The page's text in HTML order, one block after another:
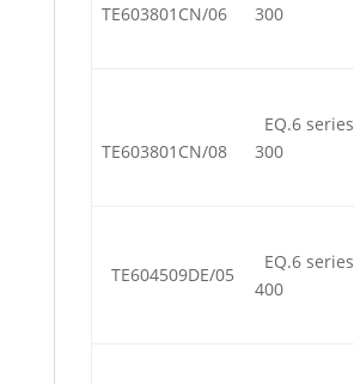
TE603801CN/06
300
TE603801CN/08
EQ.6 series
300
TE604509DE/05
EQ.6 series
400